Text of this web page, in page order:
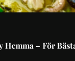
Hemma – För